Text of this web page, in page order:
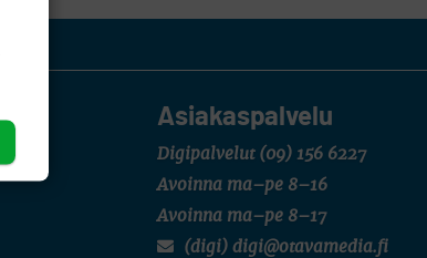
Asiakaspalvelu
Digipalvelut (09) 156 6227
Avoinna ma–pe 8–16
Avoinna ma–pe 8–17
(digi) digi@otavamedia.fi